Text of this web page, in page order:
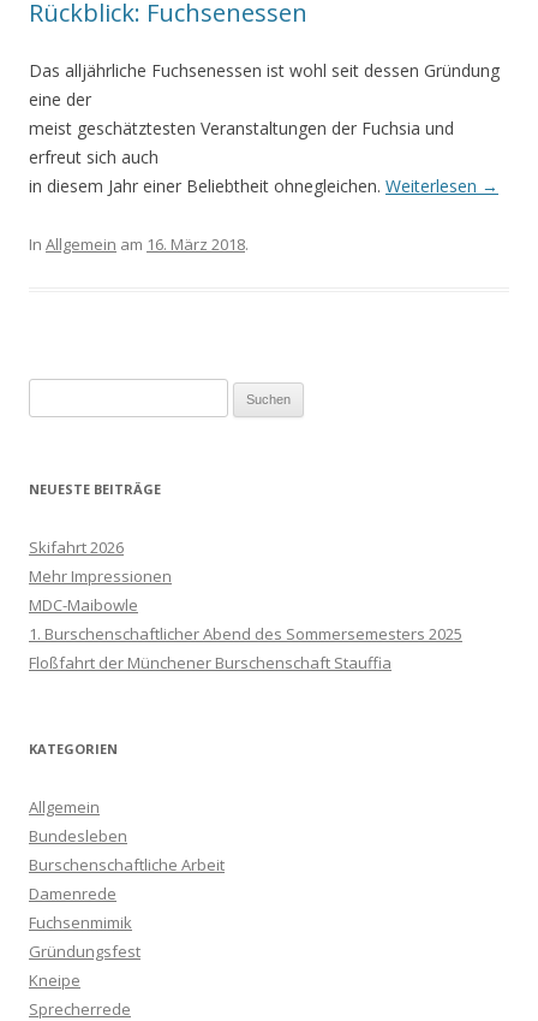
Rückblick: Fuchsenessen
Das alljährliche Fuchsenessen ist wohl seit dessen Gründung
eine der
meist geschätztesten Veranstaltungen der Fuchsia und
erfreut sich auch
in diesem Jahr einer Beliebtheit ohnegleichen. Weiterlesen →
In Allgemein am 16. März 2018.
nach:
NEUESTE BEITRÄGE
Skifahrt 2026
Mehr Impressionen
MDC-Maibowle
1. Burschenschaftlicher Abend des Sommersemesters 2025
Floßfahrt der Münchener Burschenschaft Stauffia
KATEGORIEN
Allgemein
Bundesleben
Burschenschaftliche Arbeit
Damenrede
Fuchsenmimik
Gründungsfest
Kneipe
Sprecherrede